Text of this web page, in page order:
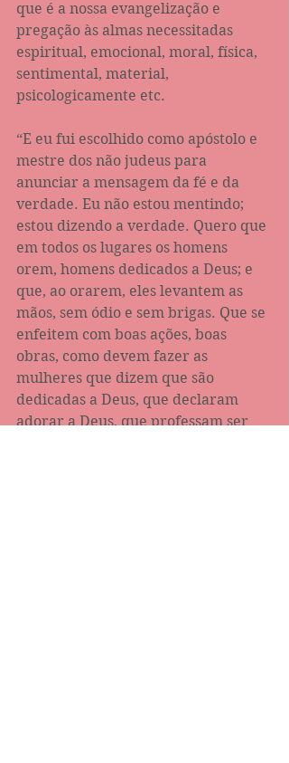
que é a nossa evangelização e
pregação às almas necessitadas
espiritual, emocional, moral, física,
sentimental, material,
psicologicamente etc.
“E eu fui escolhido como apóstolo e
mestre dos não judeus para
anunciar a mensagem da fé e da
verdade. Eu não estou mentindo;
estou dizendo a verdade. Quero que
em todos os lugares os homens
orem, homens dedicados a Deus; e
que, ao orarem, eles levantem as
mãos, sem ódio e sem brigas. Que se
enfeitem com boas ações, boas
obras, como devem fazer as
mulheres que dizem que são
dedicadas a Deus, que declaram
adorar a Deus, que professam ser